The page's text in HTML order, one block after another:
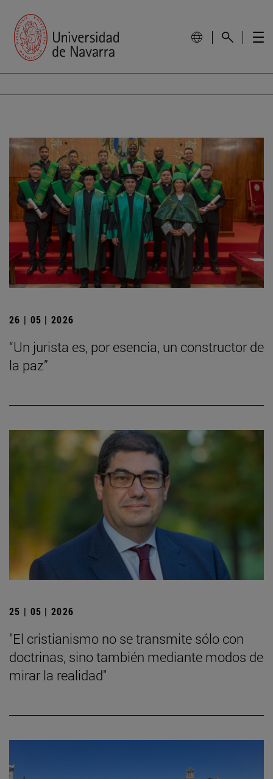
26 | 05 | 2026
“Un jurista es, por esencia, un constructor de
la paz”
25 | 05 | 2026
"El cristianismo no se transmite sólo con
doctrinas, sino también mediante modos de
mirar la realidad"